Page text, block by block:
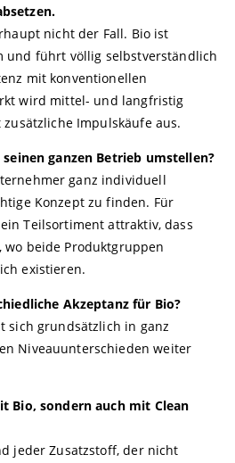
nicht der Fall. Bio ist
und führt völlig selbstverständlich
mit konventionellen
wird mittel- und langfristig
Impulskäufe aus.
ganzen Betrieb umstellen?
ganz individuell
Konzept zu finden. Für
Teilsortiment attraktiv, dass
beide Produktgruppen
existieren.
Akzeptanz für Bio?
sich grundsätzlich in ganz
Niveauunterschieden weiter
Bio, sondern auch mit Clean
jeder Zusatzstoff, der nicht